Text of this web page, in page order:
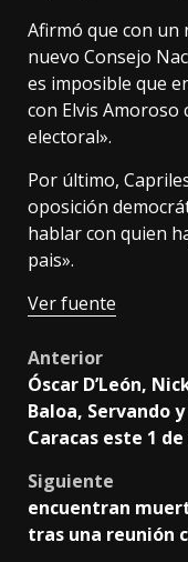
Afirmó que con un
nuevo Consejo
es imposible que
con Elvis Amoroso
electoral».
Por último,
oposición
hablar con quien
pais».
Ver fuente
Post
navigation
Anterior
Óscar D’León,
Baloa, Servando
Caracas este 1
Siguiente
encuentran
tras una reunión